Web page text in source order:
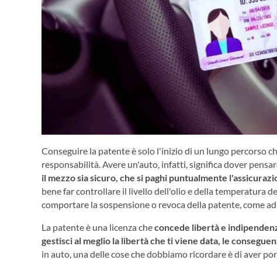
Conseguire la patente è solo l'inizio di un lungo percorso
responsabilità. Avere un'auto, infatti, significa dover
il mezzo sia sicuro, che si paghi puntualmente
bene far controllare il livello dell'olio e della temperatura
comportare la sospensione o revoca della patente, come
La patente è una licenza checoncede libertà e
gestisci al meglio la libertà che ti viene data, le
in auto, una delle cose che dobbiamo ricordare è di aver